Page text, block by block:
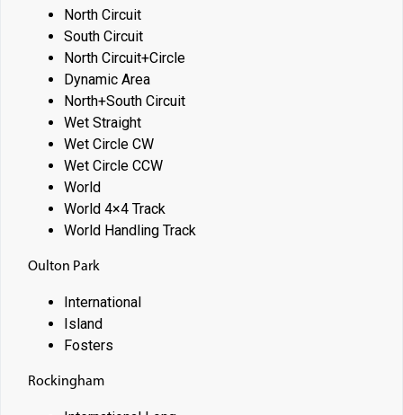
North Circuit
South Circuit
North Circuit+Circle
Dynamic Area
North+South Circuit
Wet Straight
Wet Circle CW
Wet Circle CCW
World
World 4×4 Track
World Handling Track
Oulton Park
International
Island
Fosters
Rockingham